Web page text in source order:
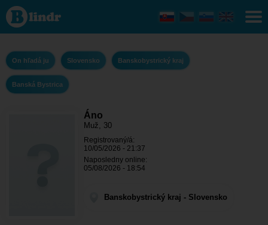
Áno - On hľadá
ju
Banskobystrický
kraj - Banská
On hľadá ju Slovensko Banskobystrický kraj
Banská Bystrica
Áno
Muž, 30
Registrovaný/á:
10/05/2026 - 21:37
Naposledny online:
05/08/2026 - 18:54
Banskobystrický kraj - Slovensko